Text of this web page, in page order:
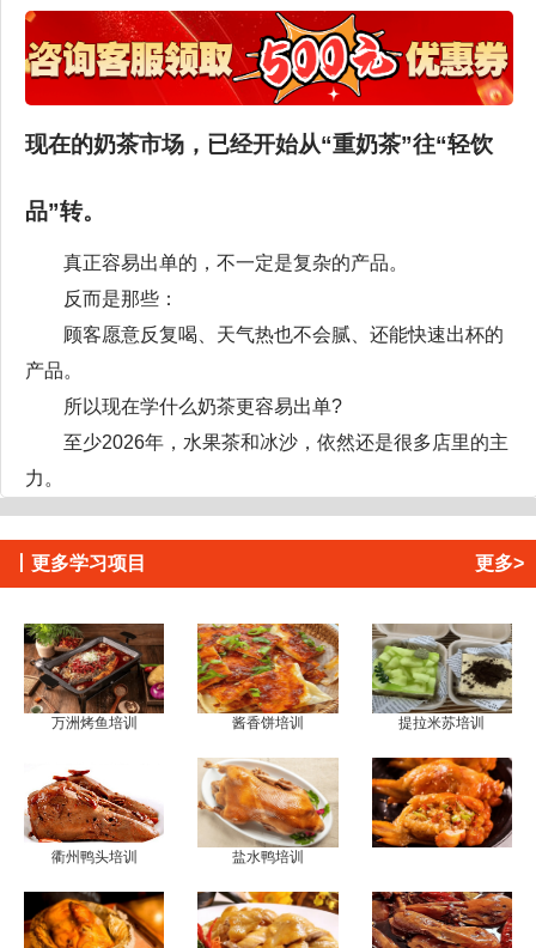
现在的奶茶市场，已经开始从“重奶茶”往“轻饮
品”转。
真正容易出单的，不一定是复杂的产品。
反而是那些：
顾客愿意反复喝、天气热也不会腻、还能快速出杯的
产品。
所以现在学什么奶茶更容易出单?
至少2026年，水果茶和冰沙，依然还是很多店里的主
力。
更多学习项目 更多>
万洲烤鱼培训 酱香饼培训 提拉米苏培训
衢州鸭头培训 盐水鸭培训